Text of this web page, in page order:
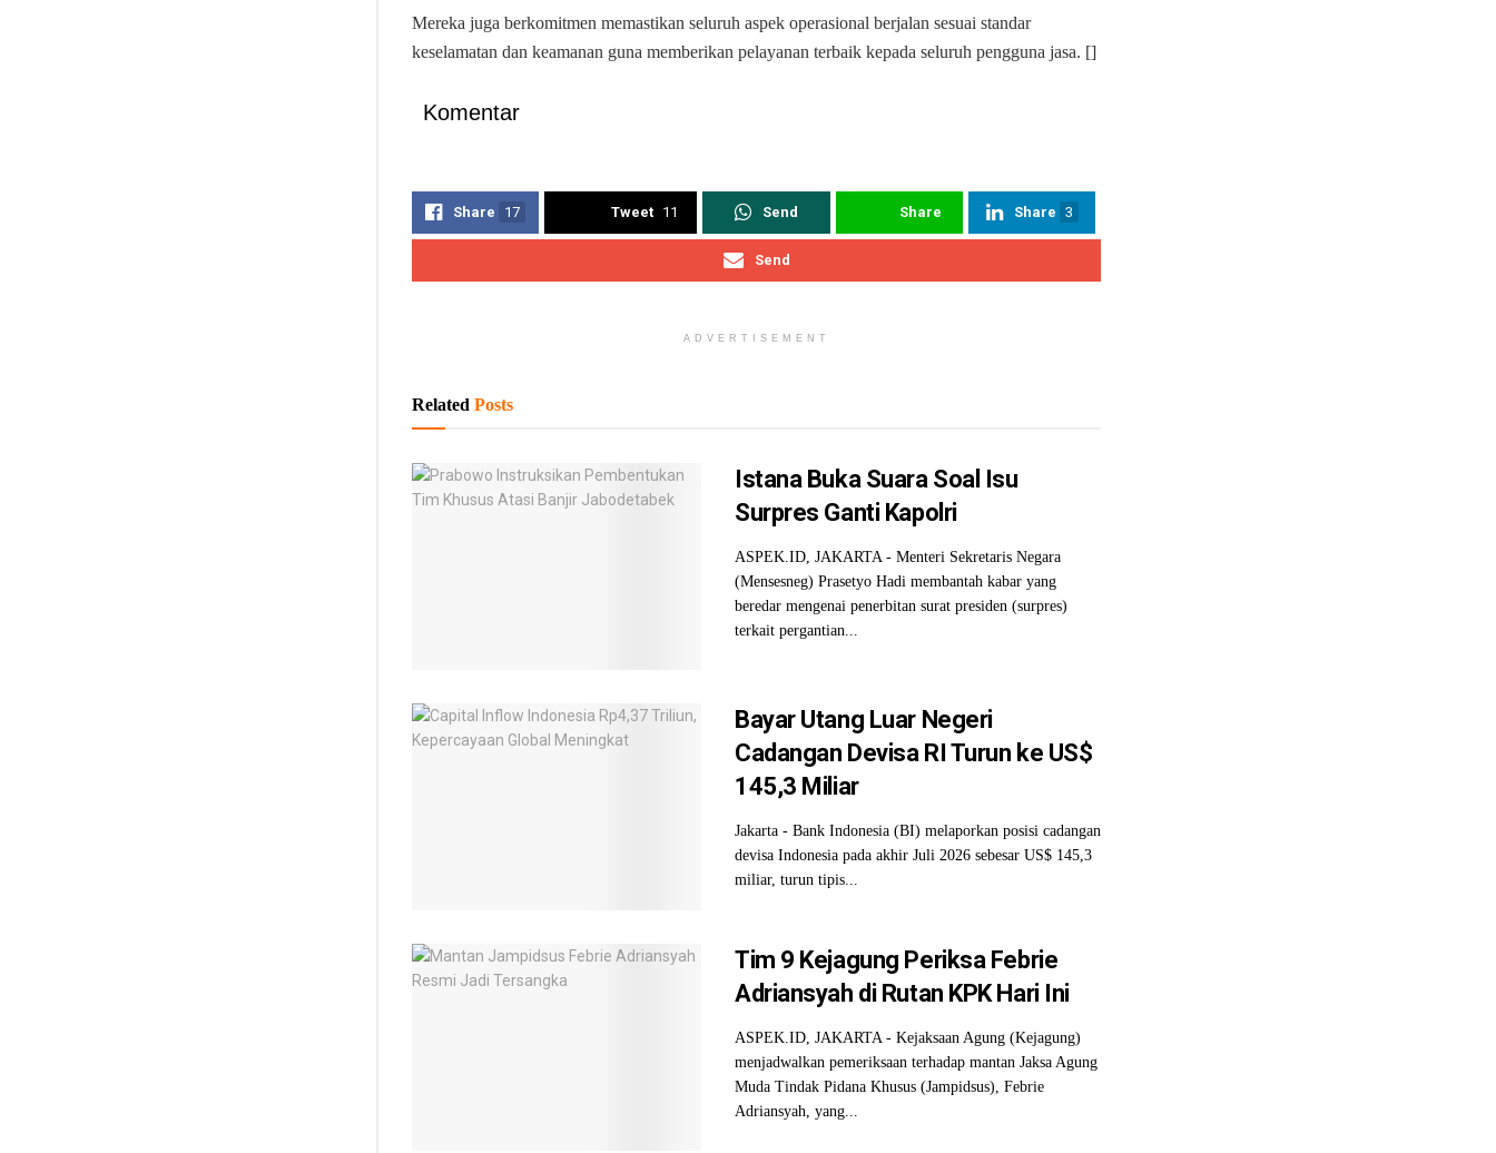
Mereka juga berkomitmen memastikan seluruh aspek operasional berjalan sesuai standar
keselamatan dan keamanan guna memberikan pelayanan terbaik kepada seluruh pengguna jasa. []
Komentar
Share 17 Tweet 11 Send Share Share 3
Send
ADVERTISEMENT
Related Posts
Istana Buka Suara Soal Isu
Surpres Ganti Kapolri
ASPEK.ID, JAKARTA - Menteri Sekretaris Negara
(Mensesneg) Prasetyo Hadi membantah kabar yang
beredar mengenai penerbitan surat presiden (surpres)
terkait pergantian...
Bayar Utang Luar Negeri
Cadangan Devisa RI Turun ke US$
145,3 Miliar
Jakarta - Bank Indonesia (BI) melaporkan posisi cadangan
devisa Indonesia pada akhir Juli 2026 sebesar US$ 145,3
miliar, turun tipis...
Tim 9 Kejagung Periksa Febrie
Adriansyah di Rutan KPK Hari Ini
ASPEK.ID, JAKARTA - Kejaksaan Agung (Kejagung)
menjadwalkan pemeriksaan terhadap mantan Jaksa Agung
Muda Tindak Pidana Khusus (Jampidsus), Febrie
Adriansyah, yang...